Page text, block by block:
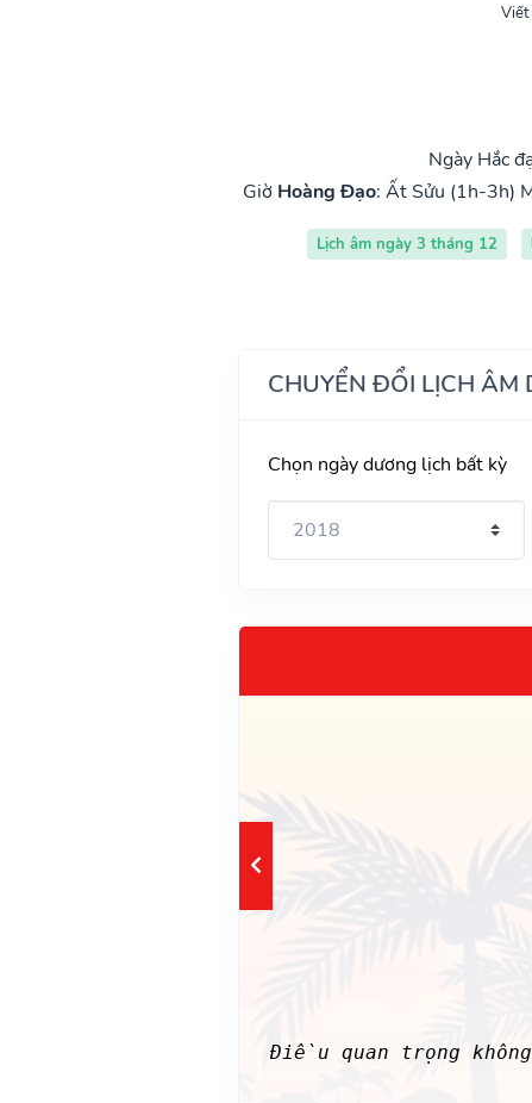
Viết
Ngày Hắc
Giờ Hoàng Đạo: Ất Sửu (1h-3h)
Lịch âm ngày 3 tháng 12
CHUYỂN ĐỔI LỊCH
Chọn ngày dương lịch bất kỳ
Điều quan trọng